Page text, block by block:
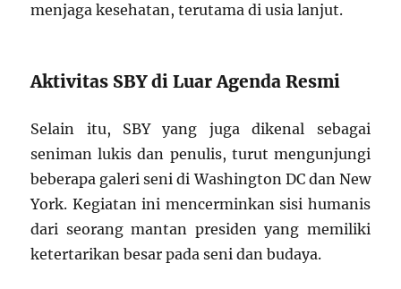
menjaga kesehatan, terutama di usia lanjut.
Aktivitas SBY di Luar Agenda Resmi
Selain itu, SBY yang juga dikenal sebagai
seniman lukis dan penulis, turut mengunjungi
beberapa galeri seni di Washington DC dan New
York. Kegiatan ini mencerminkan sisi humanis
dari seorang mantan presiden yang memiliki
ketertarikan besar pada seni dan budaya.